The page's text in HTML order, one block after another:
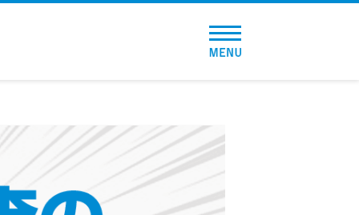
総合人気ランキング
とにかくすぐ借りたい方向け